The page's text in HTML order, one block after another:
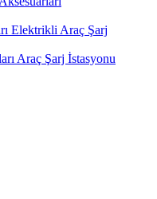
Elektrikli Araç Şarj
Araç Şarj İstasyonu